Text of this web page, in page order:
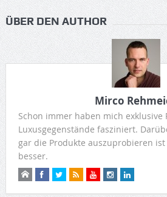
ÜBER DEN AUTHOR
Mirco
Schon immer haben mich exklusive
Luxusgegenstände fasziniert.
gar die Produkte auszuprobieren
besser.